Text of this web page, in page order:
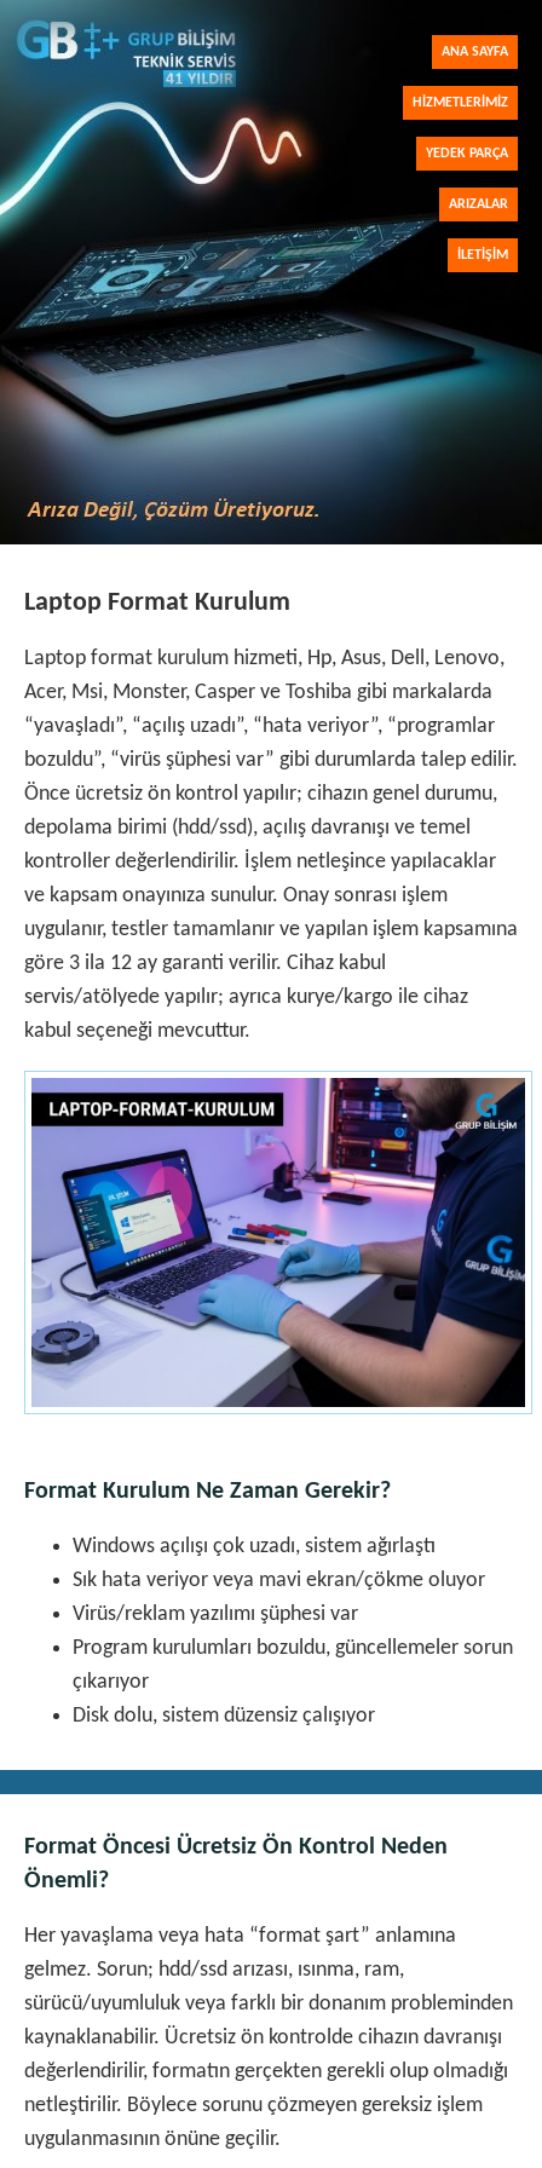
ANA SAYFA
HIZMETLERIMIZ
YEDEK PARÇA
ARIZALAR
İLETIŞIM
Laptop Format Kurulum
Laptop format kurulum hizmeti, Hp, Asus, Dell, Lenovo,
Acer, Msi, Monster, Casper ve Toshiba gibi markalarda
“yavaşladı”, “açılış uzadı”, “hata veriyor”, “programlar
bozuldu”, “virüs şüphesi var” gibi durumlarda talep edilir.
Önce ücretsiz ön kontrol yapılır; cihazın genel durumu,
depolama birimi (hdd/ssd), açılış davranışı ve temel
kontroller değerlendirilir. İşlem netleşince yapılacaklar
ve kapsam onayınıza sunulur. Onay sonrası işlem
uygulanır, testler tamamlanır ve yapılan işlem kapsamına
göre 3 ila 12 ay garanti verilir. Cihaz kabul
servis/atölyede yapılır; ayrıca kurye/kargo ile cihaz
kabul seçeneği mevcuttur.
Format Kurulum Ne Zaman Gerekir?
Windows açılışı çok uzadı, sistem ağırlaştı
Sık hata veriyor veya mavi ekran/çökme oluyor
Virüs/reklam yazılımı şüphesi var
Program kurulumları bozuldu, güncellemeler sorun
çıkarıyor
Disk dolu, sistem düzensiz çalışıyor
Format Öncesi Ücretsiz Ön Kontrol Neden
Önemli?
Her yavaşlama veya hata “format şart” anlamına
gelmez. Sorun; hdd/ssd arızası, ısınma, ram,
sürücü/uyumluluk veya farklı bir donanım probleminden
kaynaklanabilir. Ücretsiz ön kontrolde cihazın davranışı
değerlendirilir, formatın gerçekten gerekli olup olmadığı
netleştirilir. Böylece sorunu çözmeyen gereksiz işlem
uygulanmasının önüne geçilir.